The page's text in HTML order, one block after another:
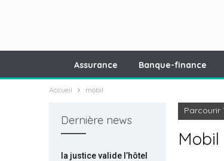
Assurance Banque-finance
Accueil mobil
Parcourir
Mobil
Dernière news
la justice valide l’hôtel